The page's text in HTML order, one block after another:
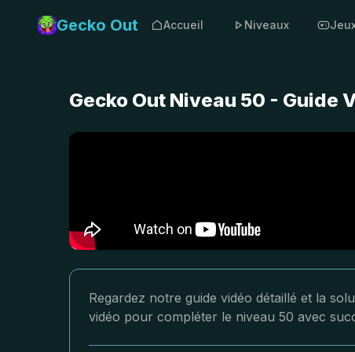
Gecko Out Accueil Niveaux
Gecko Out Niveau 50 - Guide
Regardez notre guide vidéo détaillé et la
vidéo pour compléter le niveau 50 avec